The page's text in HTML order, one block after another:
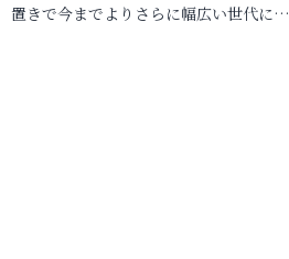
置きで今までよりさらに幅広い世代に…